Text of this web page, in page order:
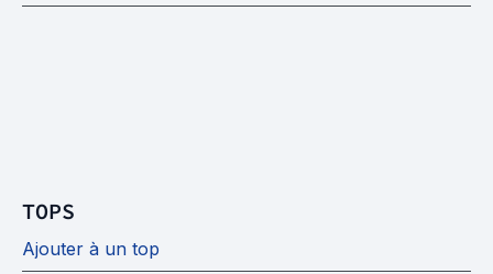
TOPS
Ajouter à un top